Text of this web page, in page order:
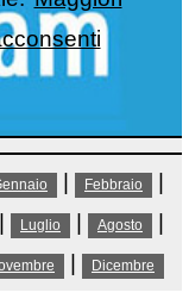
Febbraio
Luglio Agosto
Dicembre